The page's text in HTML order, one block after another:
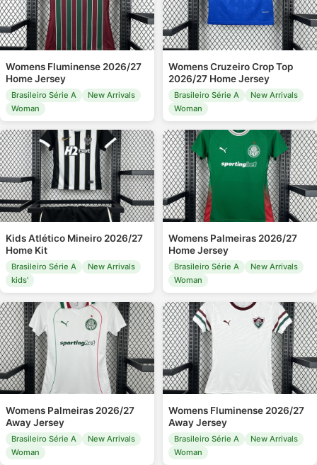
Womens Fluminense 2026/27
Home Jersey
Brasileiro Série A
New Arrivals
Woman
Womens Cruzeiro Crop Top
2026/27 Home Jersey
Brasileiro Série A
New Arrivals
Woman
Kids Atlético Mineiro 2026/27
Home Kit
Brasileiro Série A
New Arrivals
kids'
Womens Palmeiras 2026/27
Home Jersey
Brasileiro Série A
New Arrivals
Woman
Womens Palmeiras 2026/27
Away Jersey
Brasileiro Série A
New Arrivals
Woman
Womens Fluminense 2026/27
Away Jersey
Brasileiro Série A
New Arrivals
Woman